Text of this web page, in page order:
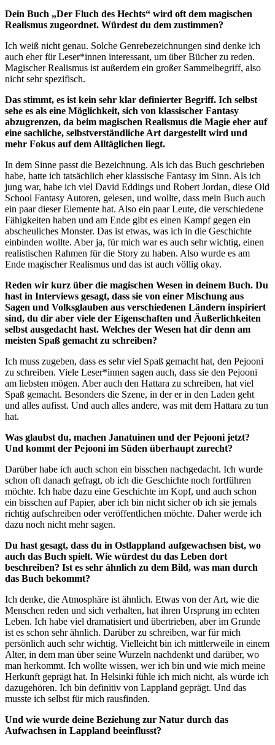
Dein Buch „Der Fluch des Hechts“ wird oft dem magischen
Realismus zugeordnet. Würdest du dem zustimmen?
Ich weiß nicht genau. Solche Genrebezeichnungen sind denke ich
auch eher für Leser*innen interessant, um über Bücher zu reden.
Magischer Realismus ist außerdem ein großer Sammelbegriff, also
nicht sehr spezifisch.
Das stimmt, es ist kein sehr klar definierter Begriff. Ich selbst
sehe es als eine Möglichkeit, sich von klassischer Fantasy
abzugrenzen, da beim magischen Realismus die Magie eher auf
eine sachliche, selbstverständliche Art dargestellt wird und
mehr Fokus auf dem Alltäglichen liegt.
In dem Sinne passt die Bezeichnung. Als ich das Buch geschrieben
habe, hatte ich tatsächlich eher klassische Fantasy im Sinn. Als ich
jung war, habe ich viel David Eddings und Robert Jordan, diese Old
School Fantasy Autoren, gelesen, und wollte, dass mein Buch auch
ein paar dieser Elemente hat. Also ein paar Leute, die verschiedene
Fähigkeiten haben und am Ende gibt es einen Kampf gegen ein
abscheuliches Monster. Das ist etwas, was ich in die Geschichte
einbinden wollte. Aber ja, für mich war es auch sehr wichtig, einen
realistischen Rahmen für die Story zu haben. Also wurde es am
Ende magischer Realismus und das ist auch völlig okay.
Reden wir kurz über die magischen Wesen in deinem Buch. Du
hast in Interviews gesagt, dass sie von einer Mischung aus
Sagen und Volksglauben aus verschiedenen Ländern inspiriert
sind, du dir aber viele der Eigenschaften und Äußerlichkeiten
selbst ausgedacht hast. Welches der Wesen hat dir denn am
meisten Spaß gemacht zu schreiben?
Ich muss zugeben, dass es sehr viel Spaß gemacht hat, den Pejooni
zu schreiben. Viele Leser*innen sagen auch, dass sie den Pejooni
am liebsten mögen. Aber auch den Hattara zu schreiben, hat viel
Spaß gemacht. Besonders die Szene, in der er in den Laden geht
und alles aufisst. Und auch alles andere, was mit dem Hattara zu tun
hat.
Was glaubst du, machen Janatuinen und der Pejooni jetzt?
Und kommt der Pejooni im Süden überhaupt zurecht?
Darüber habe ich auch schon ein bisschen nachgedacht. Ich wurde
schon oft danach gefragt, ob ich die Geschichte noch fortführen
möchte. Ich habe dazu eine Geschichte im Kopf, und auch schon
ein bisschen auf Papier, aber ich bin nicht sicher ob ich sie jemals
richtig aufschreiben oder veröffentlichen möchte. Daher werde ich
dazu noch nicht mehr sagen.
Du hast gesagt, dass du in Ostlappland aufgewachsen bist, wo
auch das Buch spielt. Wie würdest du das Leben dort
beschreiben? Ist es sehr ähnlich zu dem Bild, was man durch
das Buch bekommt?
Ich denke, die Atmosphäre ist ähnlich. Etwas von der Art, wie die
Menschen reden und sich verhalten, hat ihren Ursprung im echten
Leben. Ich habe viel dramatisiert und übertrieben, aber im Grunde
ist es schon sehr ähnlich. Darüber zu schreiben, war für mich
persönlich auch sehr wichtig. Vielleicht bin ich mittlerweile in einem
Alter, in dem man über seine Wurzeln nachdenkt und darüber, wo
man herkommt. Ich wollte wissen, wer ich bin und wie mich meine
Herkunft geprägt hat. In Helsinki fühle ich mich nicht, als würde ich
dazugehören. Ich bin definitiv von Lappland geprägt. Und das
musste ich selbst für mich rausfinden.
Und wie wurde deine Beziehung zur Natur durch das
Aufwachsen in Lappland beeinflusst?